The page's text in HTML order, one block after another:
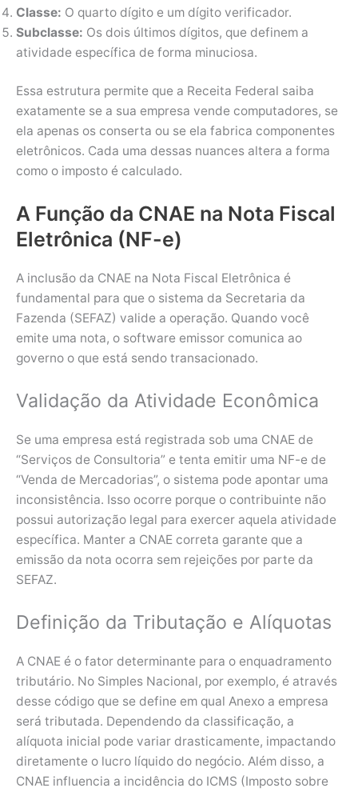
Classe: O quarto dígito e um dígito verificador.
Subclasse: Os dois últimos dígitos, que definem a
atividade específica de forma minuciosa.
Essa estrutura permite que a Receita Federal saiba
exatamente se a sua empresa vende computadores, se
ela apenas os conserta ou se ela fabrica componentes
eletrônicos. Cada uma dessas nuances altera a forma
como o imposto é calculado.
A Função da CNAE na Nota Fiscal
Eletrônica (NF-e)
A inclusão da CNAE na Nota Fiscal Eletrônica é
fundamental para que o sistema da Secretaria da
Fazenda (SEFAZ) valide a operação. Quando você
emite uma nota, o software emissor comunica ao
governo o que está sendo transacionado.
Validação da Atividade Econômica
Se uma empresa está registrada sob uma CNAE de
“Serviços de Consultoria” e tenta emitir uma NF-e de
“Venda de Mercadorias”, o sistema pode apontar uma
inconsistência. Isso ocorre porque o contribuinte não
possui autorização legal para exercer aquela atividade
específica. Manter a CNAE correta garante que a
emissão da nota ocorra sem rejeições por parte da
SEFAZ.
Definição da Tributação e Alíquotas
A CNAE é o fator determinante para o enquadramento
tributário. No Simples Nacional, por exemplo, é através
desse código que se define em qual Anexo a empresa
será tributada. Dependendo da classificação, a
alíquota inicial pode variar drasticamente, impactando
diretamente o lucro líquido do negócio. Além disso, a
CNAE influencia a incidência do ICMS (Imposto sobre